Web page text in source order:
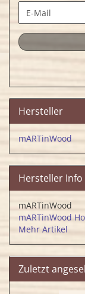
WEITER
ZUR
NEWSLETTER-
ANMELDUNG
E-
Mail
Hersteller
mARTinWood
Hersteller Info
mARTinWood
mARTinWood
Mehr Artikel
Zuletzt